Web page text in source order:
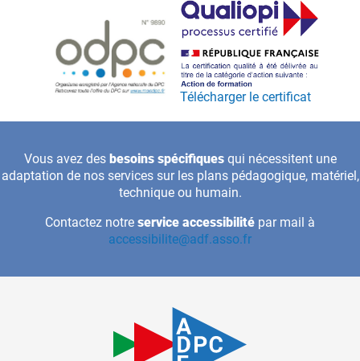
Télécharger le certificat
Vous avez des besoins spécifiquesqui nécessitent une
adaptation de nos services sur les plans pédagogique, matériel,
technique ou humain.
Contactez notre service accessibilité par mail à
accessibilite@adf.asso.fr